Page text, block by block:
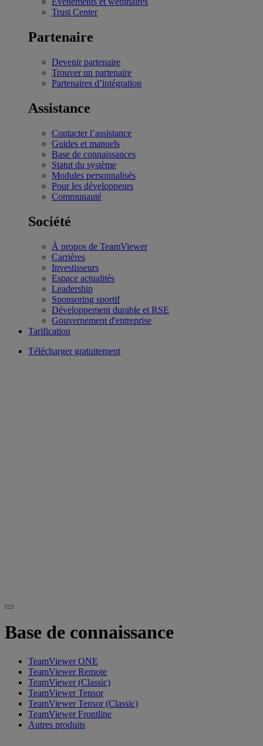
Trust Center
Partenaire
Devenir partenaire
Trouver un partenaire
Partenaires d’intégration
Assistance
Contacter l’assistance
Guides et manuels
Base de connaissances
Statut du système
Modules personnalisés
Pour les développeurs
Communauté
Société
À propos de TeamViewer
Carrières
Investisseurs
Espace actualités
Leadership
Sponsoring sportif
Développement durable et RSE
Gouvernement d'entreprise
Tarification
Télécharger gratuitement
Base de connaissance
TeamViewer ONE
TeamViewer Remote
TeamViewer (Classic)
TeamViewer Tensor
TeamViewer Tensor (Classic)
TeamViewer Frontline
Autres produits